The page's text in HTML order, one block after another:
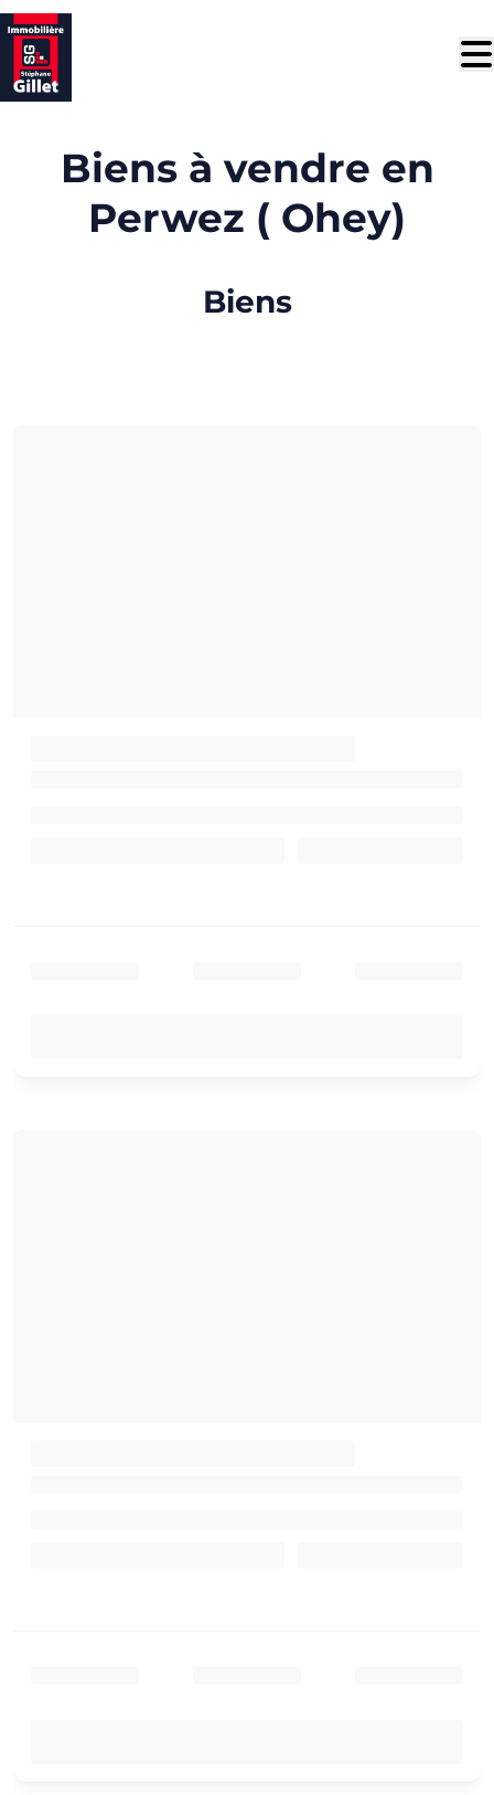
Aller au contenu principal
Biens à vendre en
Perwez ( Ohey)
Biens